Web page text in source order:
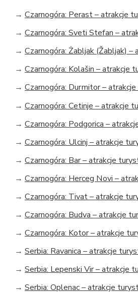
→ Czarnogóra: Perast – atrakcje
→ Czarnogóra: Sveti Stefan –
→ Czarnogóra: Żabljak (Žabljak)
→ Czarnogóra: Kolašin – atrakcje
→ Czarnogóra: Durmitor –
→ Czarnogóra: Cetinje – atrakcje
→ Czarnogóra: Podgorica –
→ Czarnogóra: Ulcinj – atrakcje
→ Czarnogóra: Bar – atrakcje
→ Czarnogóra: Herceg Novi –
→ Czarnogóra: Tivat – atrakcje
→ Czarnogóra: Budva – atrakcje
→ Czarnogóra: Kotor – atrakcje
→ Serbia: Ravanica – atrakcje
→ Serbia: Lepenski Vir – atrakcje
→ Serbia: Oplenac – atrakcje